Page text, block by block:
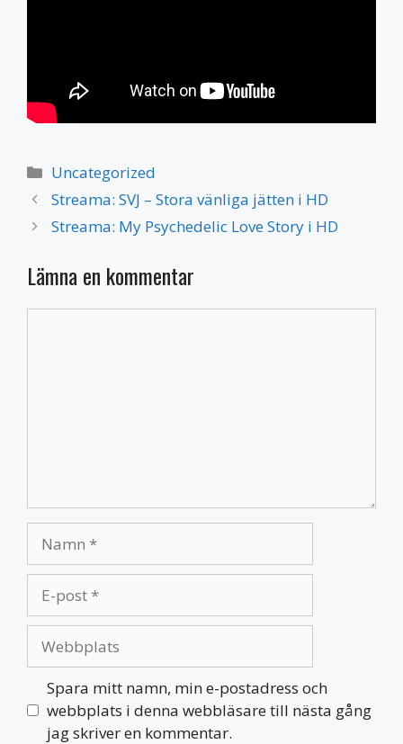
Kategorier
Uncategorized
Streama: SVJ – Stora vänliga jätten i HD
Streama: My Psychedelic Love Story i HD
Lämna en kommentar
post
Spara mitt namn, min e-postadress och
webbplats i denna webbläsare till nästa gång
jag skriver en kommentar.